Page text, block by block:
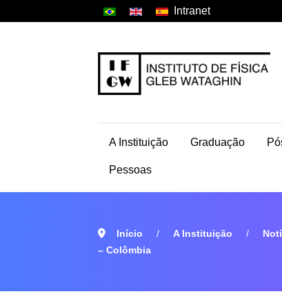
Intranet
A Instituição Graduação
Pessoas
Início A Instituição
– Colômbia